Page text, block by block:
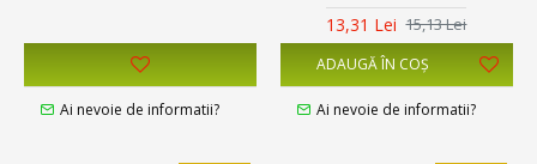
Ai nevoie de informatii?
13,31 Lei 15,13 Lei
ADAUGĂ ÎN COŞ
Ai nevoie de informatii?